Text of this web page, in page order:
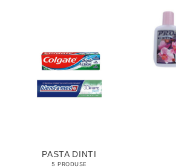
PASTA DINTI
5 PRODUSE